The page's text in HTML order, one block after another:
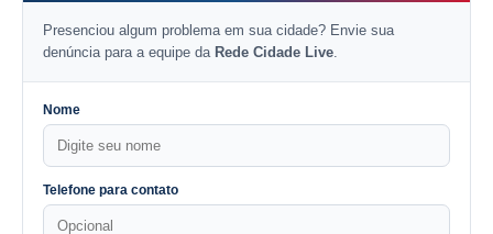
Presenciou algum problema em sua cidade? Envie sua
denúncia para a equipe da Rede Cidade Live.
Nome
Telefone para contato